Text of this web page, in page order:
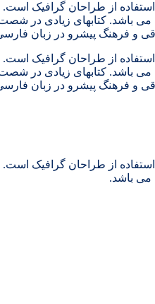
از طراحان گرافیک
می باشد. کتابهای زیادی
و فرهنگ پیشرو در زبان فارسی
از طراحان گرافیک
می باشد. کتابهای زیادی
و فرهنگ پیشرو در زبان فارسی
از طراحان گرافیک
می باشد.